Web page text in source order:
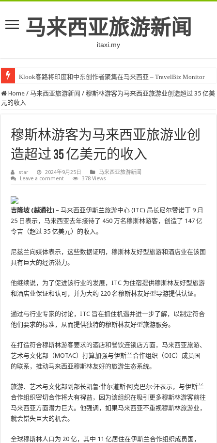
马来西亚旅游新闻
itaxi.my
Klook客路将印度和中东创作者聚集在马来西亚 – TravelBiz Monitor
Home / 马来西亚旅游新闻 / 穆斯林游客为马来西亚旅游业创造超过 35 亿美
元的收入
穆斯林游客为马来西亚旅游业创
造超过 35 亿美元的收入
star 2024年9月25日
马来西亚旅游新闻
Leave a comment
378 Views
吉隆坡 (越通社) – 马来西亚伊斯兰旅游中心 (ITC) 局长尼尔赞诺丁 9 月
25 日表示，马来西亚去年接待了 450 万名穆斯林游客，创造了 147 亿
令吉（超过 35 亿美元）的收入。
尼兹兰向媒体表示，这些数据证明，穆斯林友好型旅游和酒店业在该国
具有巨大的经济潜力。
他继续说，为了促进该行业的发展，ITC 为住宿提供穆斯林友好型旅游
和酒店业保证和认可，并为大约 220 名穆斯林友好型导游提供认证。
通过与行业专家的讨论，ITC 旨在抓住机遇并进一步了解，以制定符合
他们要求的标准，从而提供独特的穆斯林友好型旅游服务。
在打造符合穆斯林游客要求的酒店和餐饮连锁店方面，马来西亚旅游、
艺术与文化部（MOTAC）打算加强与伊斯兰合作组织（OIC）成员国
的联系，推动马来西亚穆斯林友好的旅游生态系统。
旅游、艺术与文化部副部长凯鲁·菲尔道斯·阿克巴尔·汗表示，与伊斯兰
合作组织密切合作将大有裨益，因为该组织在吸引更多穆斯林游客前往
马来西亚方面潜力巨大。他强调，如果马来西亚不重视穆斯林旅游业，
就会错失巨大的机会。
全球穆斯林人口为 20 亿，其中 11 亿居住在伊斯兰合作组织成员国，